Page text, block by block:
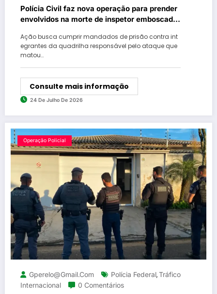
Polícia Civil faz nova operação para prender
envolvidos na morte de inspetor emboscado
Ação busca cumprir mandados de prisão contra int
egrantes da quadrilha responsável pelo ataque que
matou…
Consulte mais informação
24 De Julho De 2026
Operação Policial
Gperelo@gmail.com Polícia Federal,Tráfico
Internacional
0 Comentários